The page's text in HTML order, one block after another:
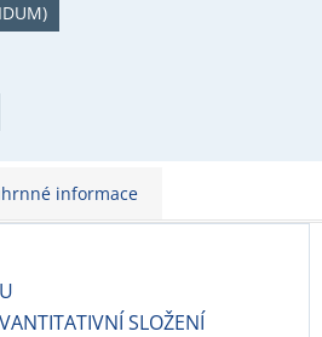
informace
SLOŽENÍ